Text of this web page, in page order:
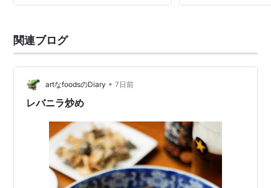
関連ブログ
artなfoodsのDiary • 7日前
レバニラ炒め